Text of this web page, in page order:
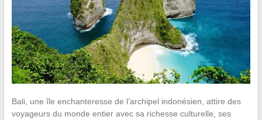
Bali, une île enchanteresse de l’archipel indonésien, attire des
voyageurs du monde entier avec sa richesse culturelle, ses